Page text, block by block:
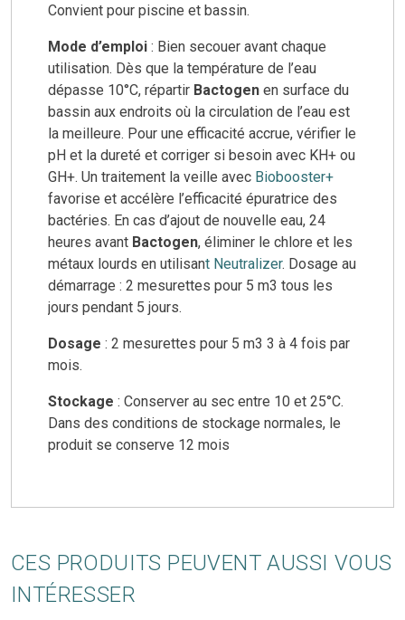
Convient pour piscine et bassin.
Mode d’emploi : Bien secouer avant chaque
utilisation. Dès que la température de l’eau
dépasse 10°C, répartir Bactogen en surface du
bassin aux endroits où la circulation de l’eau est
la meilleure. Pour une efficacité accrue, vérifier le
pH et la dureté et corriger si besoin avec KH+ ou
GH+. Un traitement la veille avec Biobooster+
favorise et accélère l’efficacité épuratrice des
bactéries. En cas d’ajout de nouvelle eau, 24
heures avant Bactogen, éliminer le chlore et les
métaux lourds en utilisant Neutralizer. Dosage au
démarrage : 2 mesurettes pour 5 m3 tous les
jours pendant 5 jours.
Dosage : 2 mesurettes pour 5 m3 3 à 4 fois par
mois.
Stockage : Conserver au sec entre 10 et 25°C.
Dans des conditions de stockage normales, le
produit se conserve 12 mois
CES PRODUITS PEUVENT AUSSI VOUS
INTÉRESSER